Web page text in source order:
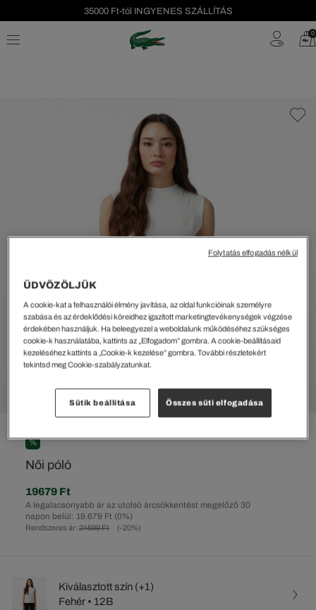
35000 Ft-tól INGYENES SZÁLLÍTÁS
Szezonális leárazás akár -40%! 0
%
Női póló
Rendszeres ár: 24599 Ft (-20%)
A legalacsonyabb ár az utolsó árcsökkentést megelőző 30
napon belül: 19.679 Ft (0%)
19679 Ft
Kiválasztott szín (+1)
Fehér • 12B
ÜDVÖZÖLJÜK
A cookie-kat a felhasználói élmény javítása, az oldal funkcióinak személyre
szabása és az érdeklődési köreidhez igazított marketingtevékenységek végzése
érdekében használjuk. Ha beleegyezel a weboldalunk működéséhez szükséges
cookie-k használatába, kattints az „Elfogadom” gombra. A cookie-beállításaid
kezeléséhez kattints a „Cookie-k kezelése” gombra. További részletekért
tekintsd meg Cookie-szabályzatunkat.
Sütik beállítása Összes süti elfogadása
Folytatás elfogadás nélkül